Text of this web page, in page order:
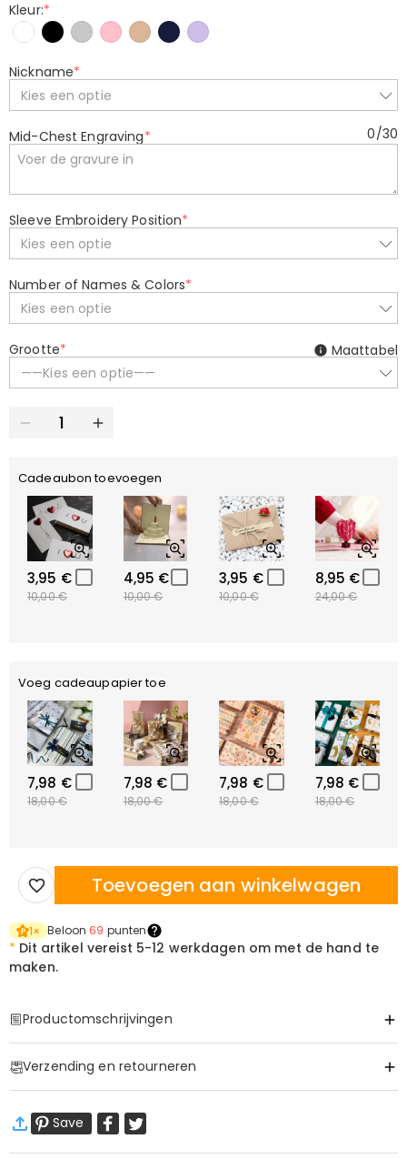
Kleur:*
Nickname*
Kies een optie
Mid-Chest Engraving* 0/30
Sleeve Embroidery Position*
Kies een optie
Number of Names & Colors*
Kies een optie
Grootte*
——Kies een optie——
Maattabel
Cadeaubon toevoegen
3,95 €
10,00 €
4,95 €
10,00 €
3,95 €
10,00 €
8,95 €
24,00 €
Voeg cadeaupapier toe
7,98 €
18,00 €
7,98 €
18,00 €
7,98 €
18,00 €
7,98 €
18,00 €
Toevoegen aan winkelwagen
1× Beloon 69 punten
* Dit artikel vereist 5-12 werkdagen om met de hand te
maken.
Productomschrijvingen
Verzending en retourneren
Wij willen dat u zich comfortabel en zeker voelt tijdens het
Save